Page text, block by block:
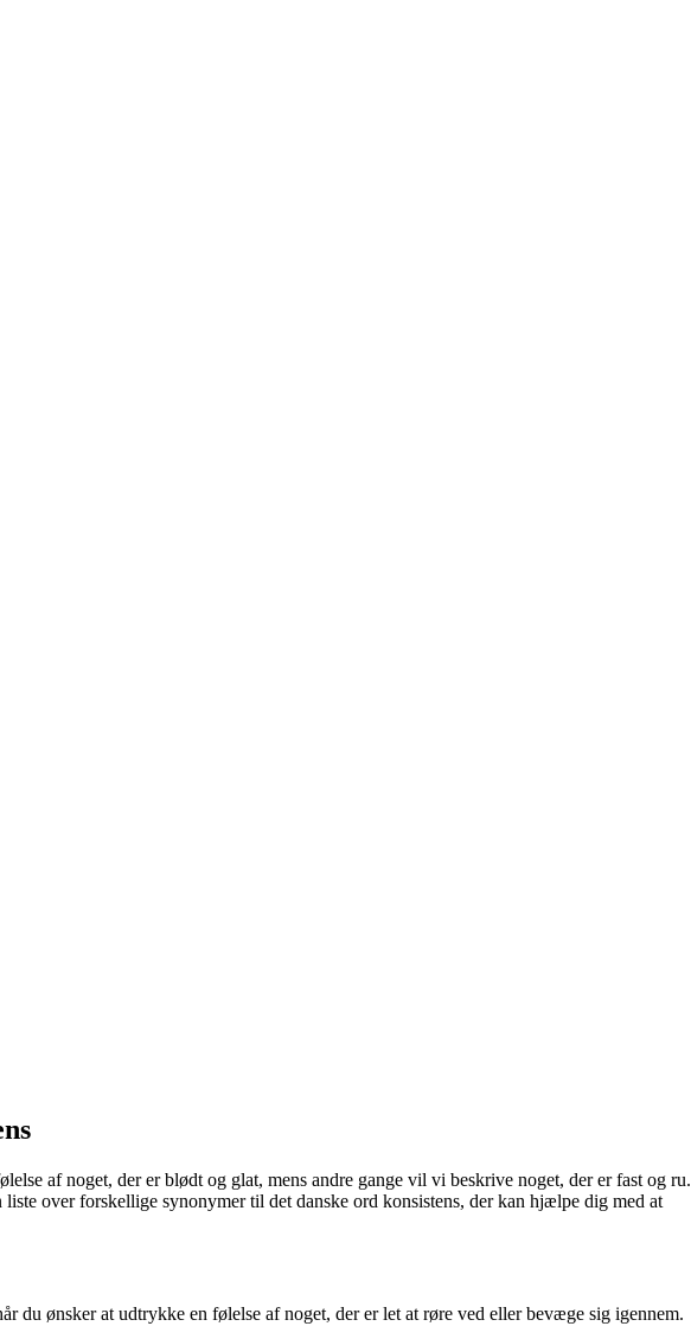
af noget, der er blødt og glat, mens andre gange vil vi beskrive noget, der er fast og ru.
over forskellige synonymer til det danske ord konsistens, der kan hjælpe dig med at
du ønsker at udtrykke en følelse af noget, der er let at røre ved eller bevæge sig igennem.